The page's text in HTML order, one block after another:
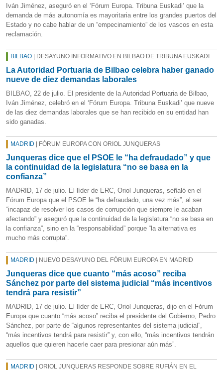
Iván Jiménez, aseguró en el ‘Fórum Europa. Tribuna Euskadi’ que la
demanda de más autonomía es mayoritaria entre los grandes puertos del
Estado y no cabe hablar de un “empecinamiento” de los vascos en esta
reclamación.
BILBAO | DESAYUNO INFORMATIVO EN BILBAO DE TRIBUNA EUSKADI
La Autoridad Portuaria de Bilbao celebra haber ganado
nueve de diez demandas laborales
BILBAO, 22 de julio. El presidente de la Autoridad Portuaria de Bilbao,
Iván Jiménez, celebró en el ‘Fórum Europa. Tribuna Euskadi’ que nueve
de las diez demandas laborales que se han recibido en su entidad han
sido ganadas.
MADRID | FÓRUM EUROPA CON ORIOL JUNQUERAS
Junqueras dice que el PSOE le “ha defraudado” y que
la continuidad de la legislatura “no se basa en la
confianza”
MADRID, 17 de julio. El líder de ERC, Oriol Junqueras, señaló en el
Fórum Europa que el PSOE le “ha defraudado, una vez más”, al ser
“incapaz de resolver los casos de corrupción que siempre le acaban
afectando” y aseguró que la continuidad de la legislatura “no se basa en
la confianza”, sino en la “responsabilidad” porque “la alternativa es
mucho más corrupta”.
MADRID | NUEVO DESAYUNO DEL FÓRUM EUROPA EN MADRID
Junqueras dice que cuanto “más acoso” reciba
Sánchez por parte del sistema judicial “más incentivos
tendrá para resistir”
MADRID, 17 de julio. El líder de ERC, Oriol Junqueras, dijo en el Fórum
Europa que cuanto “más acoso” reciba el presidente del Gobierno, Pedro
Sánchez, por parte de “algunos representantes del sistema judicial”,
“más incentivos tendrá para resistir” y, con ello, “más incentivos tendrán
aquellos que quieren hacerle caer para presionar aún más”.
MADRID | ORIOL JUNQUERAS RESPONDE SOBRE RUFIÁN EN EL